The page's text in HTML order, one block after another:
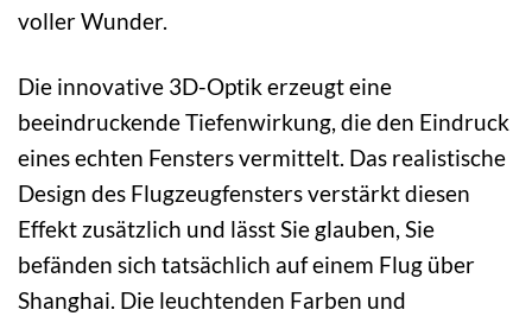
voller Wunder.
Die innovative 3D-Optik erzeugt eine
beeindruckende Tiefenwirkung, die den Eindruck
eines echten Fensters vermittelt. Das realistische
Design des Flugzeugfensters verstärkt diesen
Effekt zusätzlich und lässt Sie glauben, Sie
befänden sich tatsächlich auf einem Flug über
Shanghai. Die leuchtenden Farben und